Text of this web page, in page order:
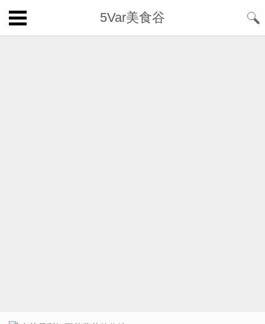
5Var美食谷